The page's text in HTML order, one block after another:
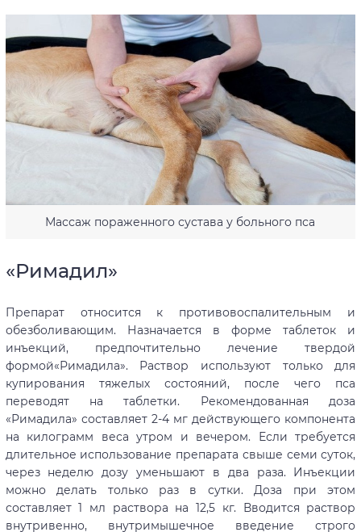
Массаж пораженного сустава у больного пса
«Римадил»
Препарат относится к противовоспалительным и
обезболивающим. Назначается в форме таблеток и
инъекций, предпочтительно лечение твердой
формой«Римадила». Раствор используют только для
купирования тяжелых состояний, после чего пса
переводят на таблетки. Рекомендованная доза
«Римадила» составляет 2-4 мг действующего компонента
на килограмм веса утром и вечером. Если требуется
длительное использование препарата свыше семи суток,
через неделю дозу уменьшают в два раза. Инъекции
можно делать только раз в сутки. Доза при этом
составляет 1 мл раствора на 12,5 кг. Вводится раствор
внутривенно, внутримышечное введение строго